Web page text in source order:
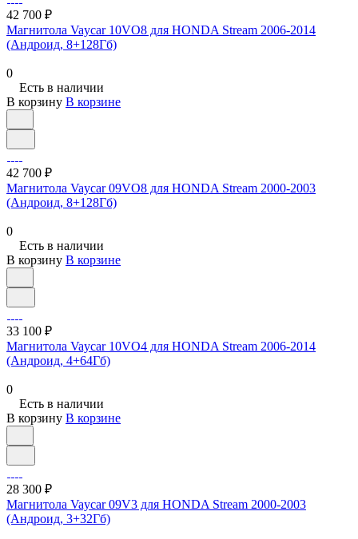
42 700 ₽
Магнитола Vaycar 10VO8 для HONDA Stream 2006-2014
(Андроид, 8+128Гб)
0
Есть в наличии
В корзину В корзине
42 700 ₽
Магнитола Vaycar 09VO8 для HONDA Stream 2000-2003
(Андроид, 8+128Гб)
0
Есть в наличии
В корзину В корзине
33 100 ₽
Магнитола Vaycar 10VO4 для HONDA Stream 2006-2014
(Андроид, 4+64Гб)
0
Есть в наличии
В корзину В корзине
28 300 ₽
Магнитола Vaycar 09V3 для HONDA Stream 2000-2003
(Андроид, 3+32Гб)